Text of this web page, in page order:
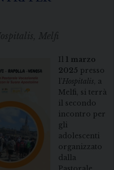
Melfi
Il 1 marzo
2025 presso
l’Hospitalis, a
Melfi, si terrà
il secondo
incontro per
gli
adolescenti
organizzato
dalla